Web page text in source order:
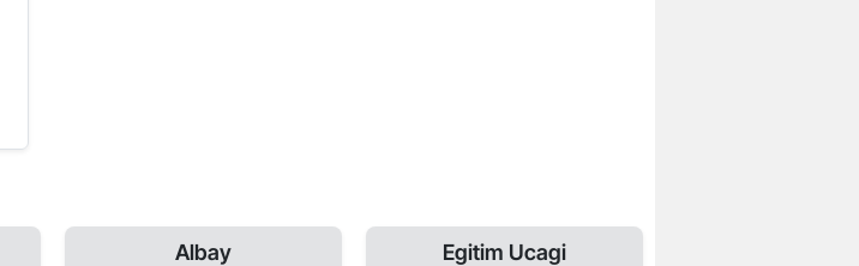
Albay
Egitim Ucagi